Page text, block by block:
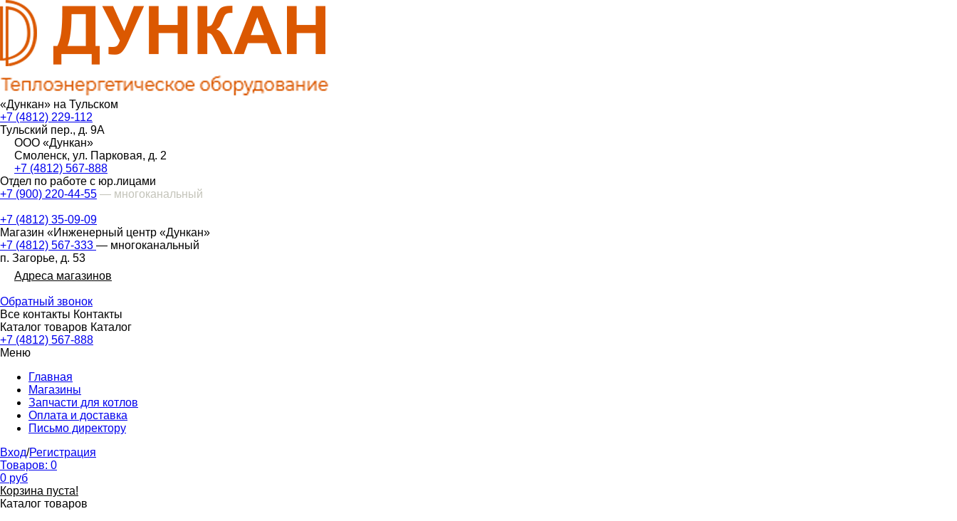
«Дункан» на Тульском
+7 (4812) 229-112
Тульский пер., д. 9А
ООО «Дункан»
Смоленск, ул. Парковая, д. 2
+7 (4812) 567-888
Отдел по работе с юр.лицами
+7 (900) 220-44-55 — многоканальный
+7 (4812) 35-09-09
Магазин «Инженерный центр «Дункан»
+7 (4812) 567-333 — многоканальный
п. Загорье, д. 53
Адреса магазинов
Обратный звонок
Все контакты Контакты
Каталог товаров Каталог
+7 (4812) 567-888
Меню
Главная
Магазины
Запчасти для котлов
Оплата и доставка
Письмо директору
Вход/Регистрация
Товаров: 0
0 руб
Корзина пуста!
Каталог товаров